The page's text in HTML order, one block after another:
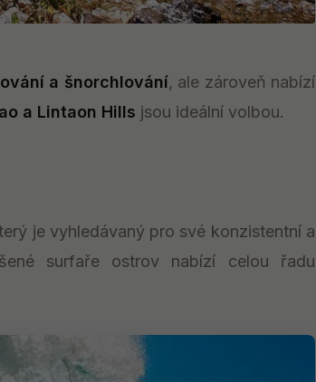
a šnorchlování, ale zároveň nabízí
a Lintaon Hills jsou ideální volbou.
je vyhledávaný pro své konzistentní a
surfaře ostrov nabízí celou řadu